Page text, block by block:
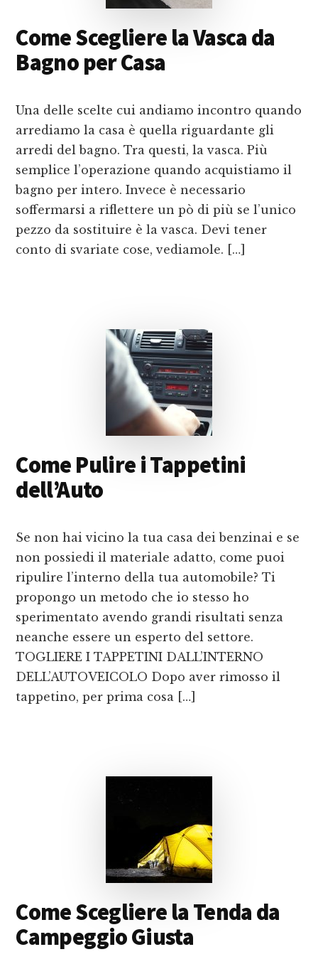
Come Scegliere la Vasca da
Bagno per Casa
Una delle scelte cui andiamo incontro quando
arrediamo la casa è quella riguardante gli
arredi del bagno. Tra questi, la vasca. Più
semplice l’operazione quando acquistiamo il
bagno per intero. Invece è necessario
soffermarsi a riflettere un pò di più se l’unico
pezzo da sostituire è la vasca. Devi tener
conto di svariate cose, vediamole. […]
Come Pulire i Tappetini
dell’Auto
Se non hai vicino la tua casa dei benzinai e se
non possiedi il materiale adatto, come puoi
ripulire l’interno della tua automobile? Ti
propongo un metodo che io stesso ho
sperimentato avendo grandi risultati senza
neanche essere un esperto del settore.
TOGLIERE I TAPPETINI DALL’INTERNO
DELL’AUTOVEICOLO Dopo aver rimosso il
tappetino, per prima cosa […]
Come Scegliere la Tenda da
Campeggio Giusta